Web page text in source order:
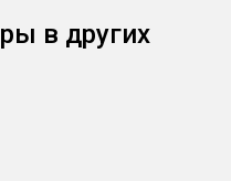
в других